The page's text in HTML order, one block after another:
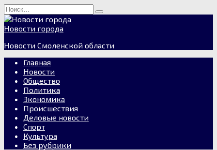
Перейти
к
содержанию
Search
for:
Новости города
Новости Смоленской области
Главная
Новости
Общество
Политика
Экономика
Происшествия
Деловые новости
Спорт
Культура
Без рубрики